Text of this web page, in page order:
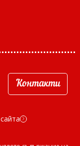
Контакти
d